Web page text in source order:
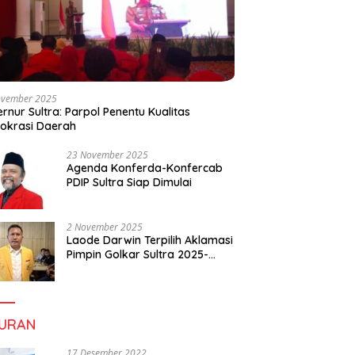
2025
Sultra: Parpol Penentu Kualitas
Daerah
23 November 2025
Agenda Konferda-Konfercab
PDIP Sultra Siap Dimulai
2 November 2025
Laode Darwin Terpilih Aklamasi
Pimpin Golkar Sultra 2025-